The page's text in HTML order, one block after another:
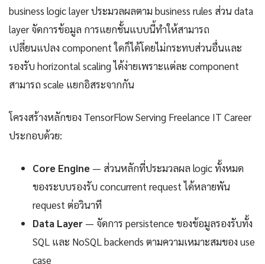
business logic layer ประมวลผลตาม business rules ส่วน data
layer จัดการข้อมูล การแยกชั้นแบบนี้ทำให้สามารถ
เปลี่ยนแปลง component ใดก็ได้โดยไม่กระทบส่วนอื่นและ
รองรับ horizontal scaling ได้ง่ายเพราะแต่ละ component
สามารถ scale แยกอิสระจากกัน
โครงสร้างหลักของ TensorFlow Serving Freelance IT Career
ประกอบด้วย:
Core Engine — ส่วนหลักที่ประมวลผล logic ทั้งหมด
ของระบบรองรับ concurrent request ได้หลายพัน
request ต่อวินาที
Data Layer — จัดการ persistence ของข้อมูลรองรับทั้ง
SQL และ NoSQL backends ตามความเหมาะสมของ use
case